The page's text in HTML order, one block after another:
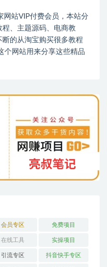
网站VIP付费会员，本站分
、主题源码、电商教
的从淘宝购买很多教程
个网站用来分享这些精品
会员专区 免费项目
在线工具 实操项目
引流专区 抖音快手专区